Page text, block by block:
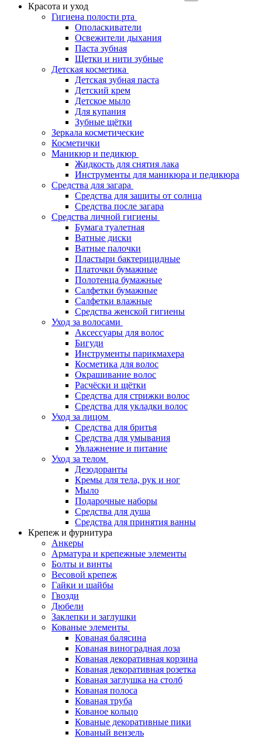
Красота и уход
Гигиена полости рта
Ополаскиватели
Освежители дыхания
Паста зубная
Щетки и нити зубные
Детская косметика
Детская зубная паста
Детский крем
Детское мыло
Для купания
Зубные щётки
Зеркала косметические
Косметички
Маникюр и педикюр
Жидкость для снятия лака
Инструменты для маникюра и педикюра
Средства для загара
Средства для защиты от солнца
Средства после загара
Средства личной гигиены
Бумага туалетная
Ватные диски
Ватные палочки
Пластыри бактерицидные
Платочки бумажные
Полотенца бумажные
Салфетки бумажные
Салфетки влажные
Средства женской гигиены
Уход за волосами
Аксессуары для волос
Бигуди
Инструменты парикмахера
Косметика для волос
Окрашивание волос
Расчёски и щётки
Средства для стрижки волос
Средства для укладки волос
Уход за лицом
Средства для бритья
Средства для умывания
Увлажнение и питание
Уход за телом
Дезодоранты
Кремы для тела, рук и ног
Мыло
Подарочные наборы
Средства для душа
Средства для принятия ванны
Крепеж и фурнитура
Анкеры
Арматура и крепежные элементы
Болты и винты
Весовой крепеж
Гайки и шайбы
Гвозди
Дюбели
Заклепки и заглушки
Кованые элементы
Кованая балясина
Кованая виноградная лоза
Кованая декоративная корзина
Кованая декоративная розетка
Кованая заглушка на столб
Кованая полоса
Кованая труба
Кованое кольцо
Кованые декоративные пики
Кованый вензель